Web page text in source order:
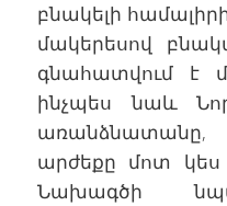
բնակելի
մակերեսով
գնահատվում է
ինչպես նաև
արժեքը մոտ կես
Նախագծի